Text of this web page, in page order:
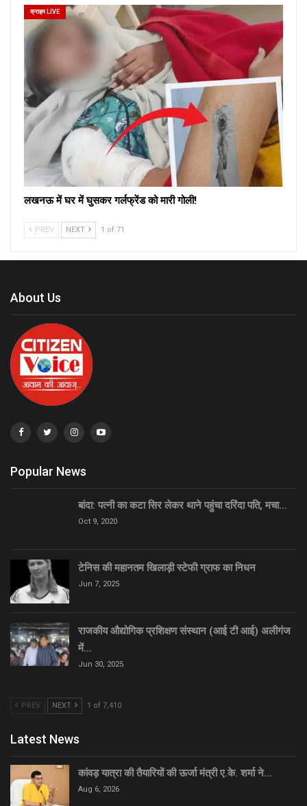
क्राइम LIVE
लखनऊ में घर में घुसकर गर्लफ्रेंड को मारी गोली!
PREV NEXT 1 of 71
About Us
Popular News
बांदा: पत्नी का कटा सिर लेकर थाने पहुंचा दरिंदा पति, मचा…
Oct 9, 2020
टेनिस की महानतम खिलाड़ी स्टेफी ग्राफ का निधन
Jun 7, 2025
राजकीय औद्योगिक प्रशिक्षण संस्थान (आई टी आई) अलीगंज
में…
Jun 30, 2025
PREV NEXT 1 of 7,410
Latest News
कांवड़ यात्रा की तैयारियों की ऊर्जा मंत्री ए.के. शर्मा ने…
Aug 6, 2026